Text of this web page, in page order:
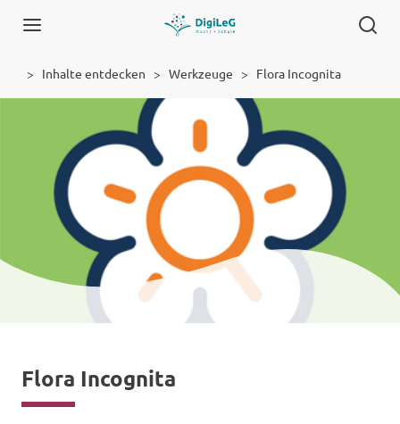
Inhalte entdecken Werkzeuge Flora Incognita
Flora Incognita